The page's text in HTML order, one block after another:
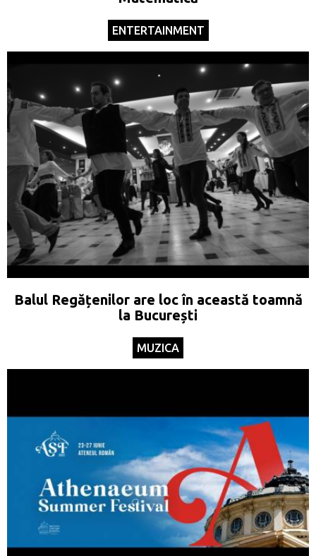
ENTERTAINMENT
Balul Regățenilor are loc în această toamnă
la București
MUZICA